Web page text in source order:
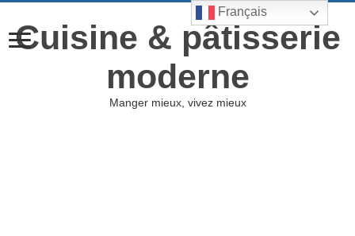
Cuisine & pâtisserie
moderne
Manger mieux, vivez mieux
Français